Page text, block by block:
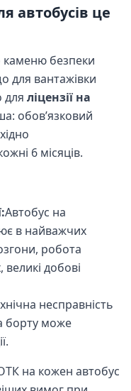
автобусів це
каменю безпеки
для вантажівки
для ліцензії на
обов’язковий
6 місяців.
Автобус на
в найважчих
робота
добові
несправність
борту може
на кожен автобус